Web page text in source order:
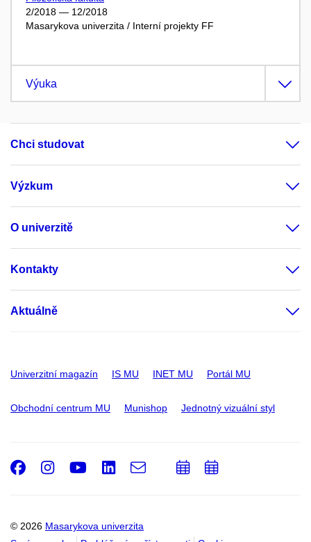
2/2018 — 12/2018
Masarykova univerzita / Interní projekty FF
Výuka
Chci studovat
Výzkum
O univerzitě
Kontakty
Aktuálně
Univerzitní magazín IS MU INET MU Portál MU
Obchodní centrum MU Munishop Jednotný vizuální styl
© 2026 Masarykova univerzita
Facebook
Instagram
Youtube
LinkedIn
e-
PřidatPřidat